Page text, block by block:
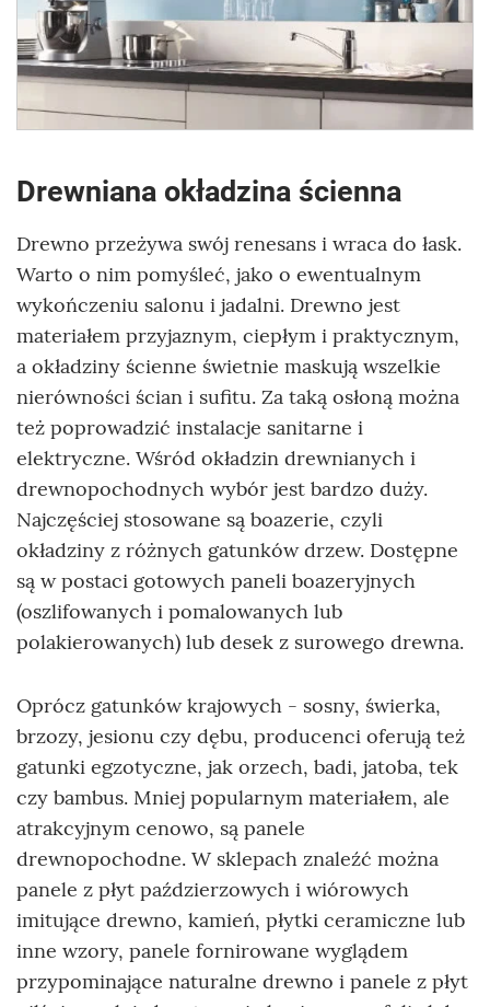
Drewniana okładzina ścienna
Drewno przeżywa swój renesans i wraca do łask.
Warto o nim pomyśleć, jako o ewentualnym
wykończeniu salonu i jadalni. Drewno jest
materiałem przyjaznym, ciepłym i praktycznym,
a okładziny ścienne świetnie maskują wszelkie
nierówności ścian i sufitu. Za taką osłoną można
też poprowadzić instalacje sanitarne i
elektryczne. Wśród okładzin drewnianych i
drewnopochodnych wybór jest bardzo duży.
Najczęściej stosowane są boazerie, czyli
okładziny z różnych gatunków drzew. Dostępne
są w postaci gotowych paneli boazeryjnych
(oszlifowanych i pomalowanych lub
polakierowanych) lub desek z surowego drewna.
Oprócz gatunków krajowych - sosny, świerka,
brzozy, jesionu czy dębu, producenci oferują też
gatunki egzotyczne, jak orzech, badi, jatoba, tek
czy bambus. Mniej popularnym materiałem, ale
atrakcyjnym cenowo, są panele
drewnopochodne. W sklepach znaleźć można
panele z płyt paździerzowych i wiórowych
imitujące drewno, kamień, płytki ceramiczne lub
inne wzory, panele fornirowane wyglądem
przypominające naturalne drewno i panele z płyt